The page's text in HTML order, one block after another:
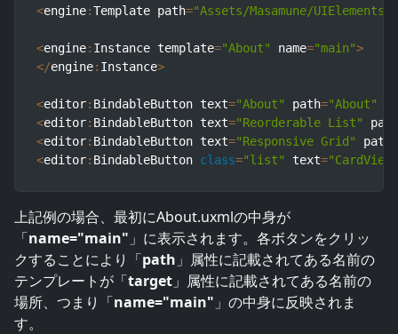
<engine:Template path="Assets/Masamune/
<engine: Instance template="About" name="main">
</engine: Instance>
<editor: BindableButton text="About" path="About"
<editor: BindableButton text="Reorderable List"
path
<editor: BindableButton text="Responsive Grid" path
<editor: BindableButton class="list" text=
上記例の場合、最初にAbout.uxmlの中身が
「name="main" 」に表示されます。各ボタンをクリッ
クすることにより「path 」属性に記載されてある名前の
テンプレートが「target 」属性に記載されてある名前の
場所、つまり「name="main" 」の中身に反映されま
す。